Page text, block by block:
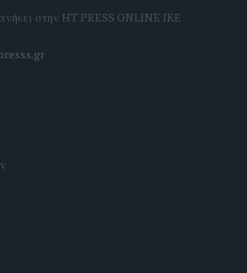
στην HT PRESS ONLINE IKE